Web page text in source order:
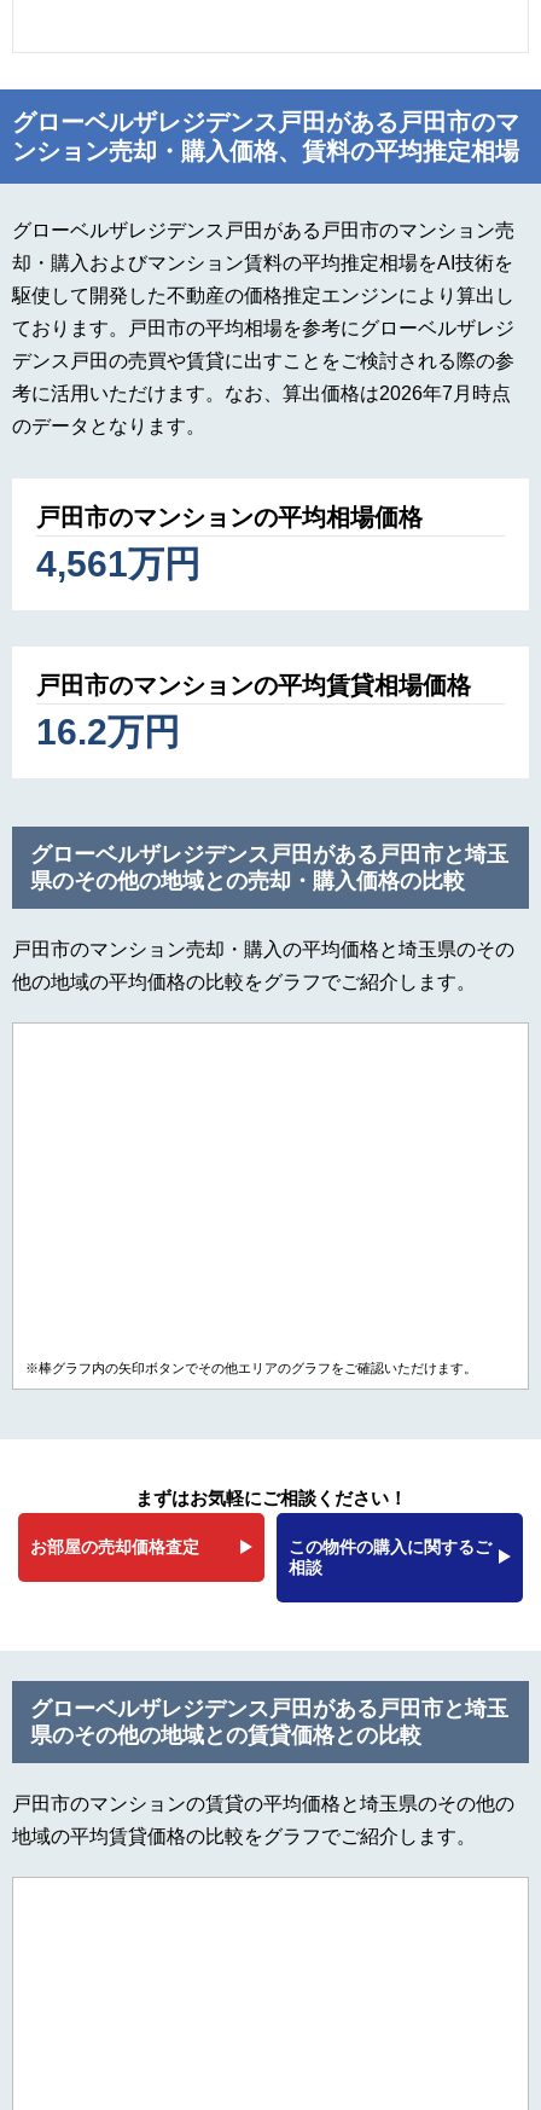
グローベルザレジデンス戸田がある戸田市のマ
ンション売却・購入価格、賃料の平均推定相場
グローベルザレジデンス戸田がある戸田市のマンション売
却・購入およびマンション賃料の平均推定相場をAI技術を
駆使して開発した不動産の価格推定エンジンにより算出し
ております。戸田市の平均相場を参考にグローベルザレジ
デンス戸田の売買や賃貸に出すことをご検討される際の参
考に活用いただけます。なお、算出価格は2026年7月時点
のデータとなります。
戸田市のマンションの平均相場価格
4,561万円
戸田市のマンションの平均賃貸相場価格
16.2万円
グローベルザレジデンス戸田がある戸田市と埼玉
県のその他の地域との売却・購入価格の比較
戸田市のマンション売却・購入の平均価格と埼玉県のその
他の地域の平均価格の比較をグラフでご紹介します。
※棒グラフ内の矢印ボタンでその他エリアのグラフをご確認いただけます。
まずはお気軽にご相談ください！
お部屋の売却価格査定
この物件の購入に関するご
相談
グローベルザレジデンス戸田がある戸田市と埼玉
県のその他の地域との賃貸価格との比較
戸田市のマンションの賃貸の平均価格と埼玉県のその他の
地域の平均賃貸価格の比較をグラフでご紹介します。